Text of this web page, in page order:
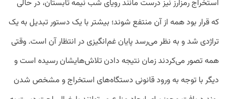
استخراج رمزارز نیز درست مانند رویای شب نیمه تابستان، در حالی
که قرار بود همه از آن منتفع شوند؛ بیشتر با یک دستور تبدیل به یک
تراژدی شد و به نظر می‌رسد پایان غم‌انگیزی در انتظار آن است. وقتی
همه تصور می‌کردند زمان نتیجه دادن تلاش‌هایشان رسیده است و
دیگر با توجه به ورود قانونی دستگاه‌های استخراج و مشخص شدن